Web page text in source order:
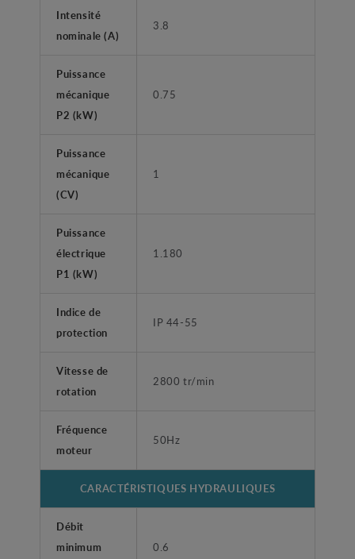
Intensité
nominale (A)
3.8
Puissance
mécanique
P2 (kW)
0.75
Puissance
mécanique
(CV)
1
Puissance
électrique
P1 (kW)
1.180
Indice de
protection
IP 44-55
Vitesse de
rotation
2800 tr/min
Fréquence
moteur
50Hz
CARACTÉRISTIQUES HYDRAULIQUES
Débit
minimum
0.6